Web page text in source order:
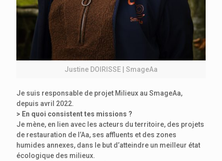
Justine DOIRISSE | SmageAa
Je suis responsable de projet Milieux au SmageAa,
depuis avril 2022.
> En quoi consistent tes missions ?
Je mène, en lien avec les acteurs du territoire, des projets
de restauration de l’Aa, ses affluents et des zones
humides annexes, dans le but d’atteindre un meilleur état
écologique des milieux.